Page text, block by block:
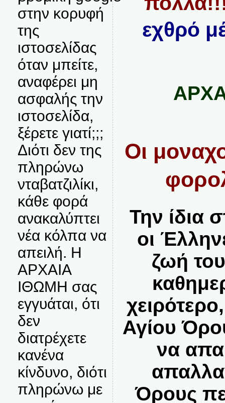
στην κορυφή
της
ιστοσελίδας
όταν μπείτε,
αναφέρει μη
ασφαλής την
ιστοσελίδα,
ξέρετε γιατί;;;
Διότι δεν της
πληρώνω
νταβατζιλίκι,
κάθε φορά
ανακαλύπτει
νέα κόλπα να
απειλή. Η
ΑΡΧΑΙΑ
ΙΘΩΜΗ σας
εγγυάται, ότι
δεν
διατρέχετε
κανένα
κίνδυνο, διότι
πληρώνω με
εχθρό
Οι
Την ίδια
οι
ζωή
Αγίου
να
Όρους